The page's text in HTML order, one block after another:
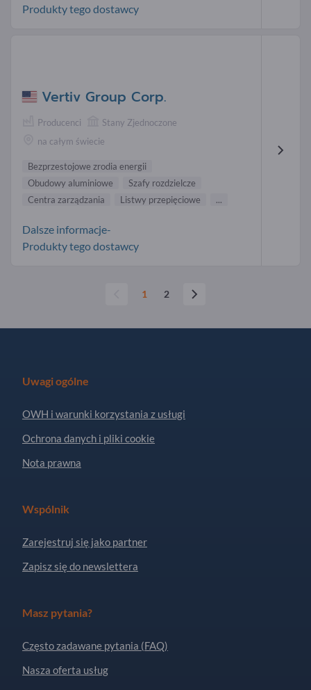
Produkty tego dostawcy
Vertiv Group Corp.
Producenci
Stany Zjednoczone
na całym świecie
Bezprzestojowe zrodia energii
Obudowy aluminiowe
Szafy rozdzielcze
Centra zarządzania
Listwy przepięciowe ...
Dalsze informacje-
Produkty tego dostawcy
1 2
Uwagi ogólne
OWH i warunki korzystania z usługi
Ochrona danych i pliki cookie
Nota prawna
Wspólnik
Zarejestruj się jako partner
Zapisz się do newslettera
Masz pytania?
Często zadawane pytania (FAQ)
Nasza oferta usług